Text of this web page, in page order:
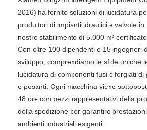
2016) ha fornito soluzioni di lucidatura
produttori di impianti idraulici e valvole in
nostro stabilimento di 5.000 m²
Con oltre 100 dipendenti e 15 ingegneri
sviluppo, comprendiamo le sfide uniche
lucidatura di componenti fusi e forgiati di
e pesanti. Ogni macchina viene
48 ore con pezzi rappresentativi della
della spedizione per garantire
ambienti industriali esigenti.